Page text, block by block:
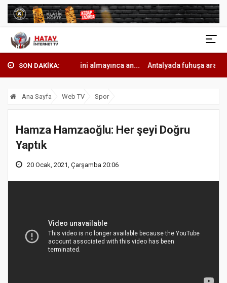
SON DAKİKA:
almayınca an... Antalyada fuhuşa aracılık operasyonunda 7 tut...
Ana Sayfa Web TV Spor
Hamza Hamzaoğlu: Her şeyi Doğru
Yaptık
20 Ocak, 2021, Çarşamba 20:06